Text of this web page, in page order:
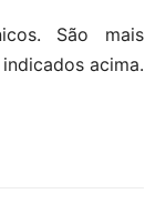
São mais
acima.